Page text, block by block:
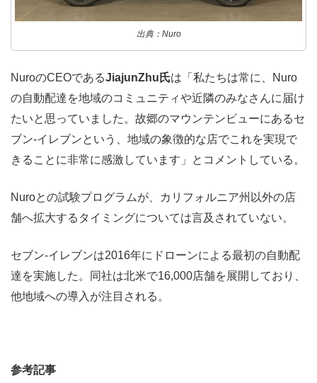
出典：Nuro
NuroのCEOであるJiajunZhu氏は「私たちは常に、Nuro
の自動配達を地域のコミュニティや近隣のみなさんに届け
たいと思っていました。故郷のマウンテンビューにあるセ
ブン-イレブンという、地域の象徴的な店でこれを実現で
きることに非常に感激しています」とコメントしている。
Nuroとの試験プログラムが、カリフォルニア州以外の店
舗へ拡大するタイミングについては言及されていない。
セブン-イレブンは2016年にドローンによる最初の自動配
達を実施した。同社は北米で16,000店舗を展開しており、
他地域への導入が注目される。
参考記事